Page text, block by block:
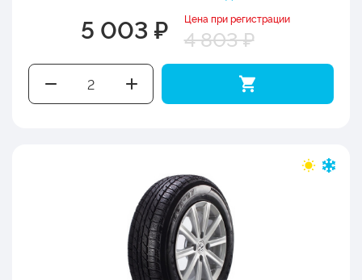
5 003 ₽ Цена при регистрации
4 803 ₽